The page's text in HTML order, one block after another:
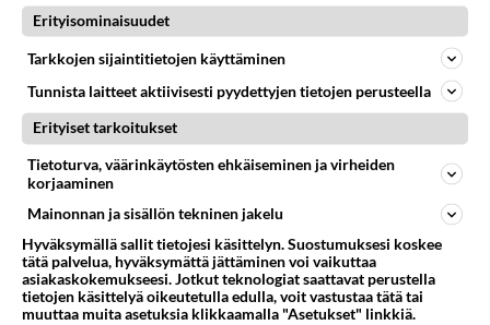
LUETUIMMAT
Muistatko? Kädestä suuhun
elävä Satu sai jättimäisen
rahasalkun Henry-
miljonääriltä
ja Noora Louhimo vihdoinkin
yhdessä - Tätä moni jo odotti
Tiesitkö? Martina Aitolehden
isäpuoli on tämä suosittu
Erityisominaisuudet
Tarkkojen sijaintitietojen käyttäminen
Tunnista laitteet aktiivisesti pyydettyjen tietojen perusteella
Erityiset tarkoitukset
Tietoturva, väärinkäytösten ehkäiseminen ja virheiden
korjaaminen
Mainonnan ja sisällön tekninen jakelu
Hyväksymällä sallit tietojesi käsittelyn. Suostumuksesi koskee
tätä palvelua, hyväksymättä jättäminen voi vaikuttaa
asiakaskokemukseesi. Jotkut teknologiat saattavat perustella
tietojen käsittelyä oikeutetulla edulla, voit vastustaa tätä tai
muuttaa muita asetuksia klikkaamalla "Asetukset" linkkiä.